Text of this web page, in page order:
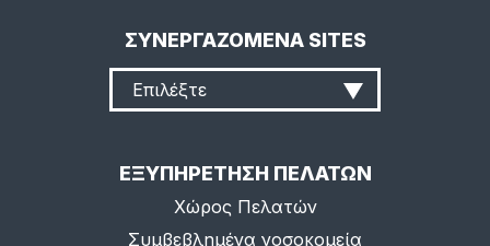
ΣΥΝΕΡΓΑΖΟΜΕΝΑ SITES
Επιλέξτε
ΕΞΥΠΗΡΕΤΗΣΗ ΠΕΛΑΤΩΝ
Χώρος Πελατών
Συμβεβλημένα νοσοκομεία